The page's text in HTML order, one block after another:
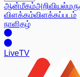
ஆன்மீகம்அறிவியல்
விளக்கம்விளக்கப்படம்
நாளிதழ்
LiveTV